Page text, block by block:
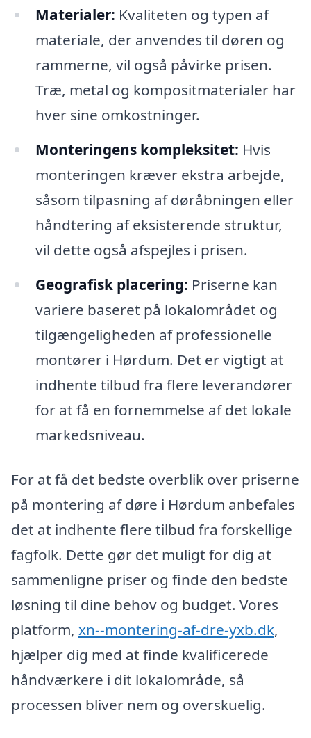
Materialer: Kvaliteten og typen af
materiale, der anvendes til døren og
rammerne, vil også påvirke prisen.
Træ, metal og kompositmaterialer har
hver sine omkostninger.
Monteringens kompleksitet: Hvis
monteringen kræver ekstra arbejde,
såsom tilpasning af døråbningen eller
håndtering af eksisterende struktur,
vil dette også afspejles i prisen.
Geografisk placering: Priserne kan
variere baseret på lokalområdet og
tilgængeligheden af professionelle
montører i Hørdum. Det er vigtigt at
indhente tilbud fra flere leverandører
for at få en fornemmelse af det lokale
markedsniveau.
For at få det bedste overblik over priserne
på montering af døre i Hørdum anbefales
det at indhente flere tilbud fra forskellige
fagfolk. Dette gør det muligt for dig at
sammenligne priser og finde den bedste
løsning til dine behov og budget. Vores
platform, xn--montering-af-dre-yxb.dk,
hjælper dig med at finde kvalificerede
håndværkere i dit lokalområde, så
processen bliver nem og overskuelig.